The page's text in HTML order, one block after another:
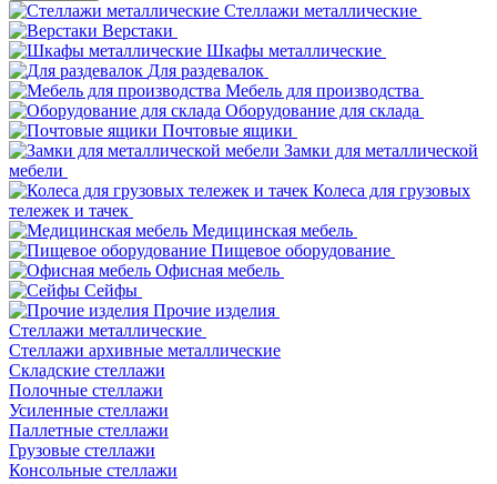
Стеллажи металлические
Верстаки
Шкафы металлические
Для раздевалок
Мебель для производства
Оборудование для склада
Почтовые ящики
Замки для металлической
мебели
Колеса для грузовых
тележек и тачек
Медицинская мебель
Пищевое оборудование
Офисная мебель
Сейфы
Прочие изделия
Стеллажи металлические
Cтеллажи архивные металлические
Складские стеллажи
Полочные стеллажи
Усиленные стеллажи
Паллетные стеллажи
Грузовые стеллажи
Консольные стеллажи